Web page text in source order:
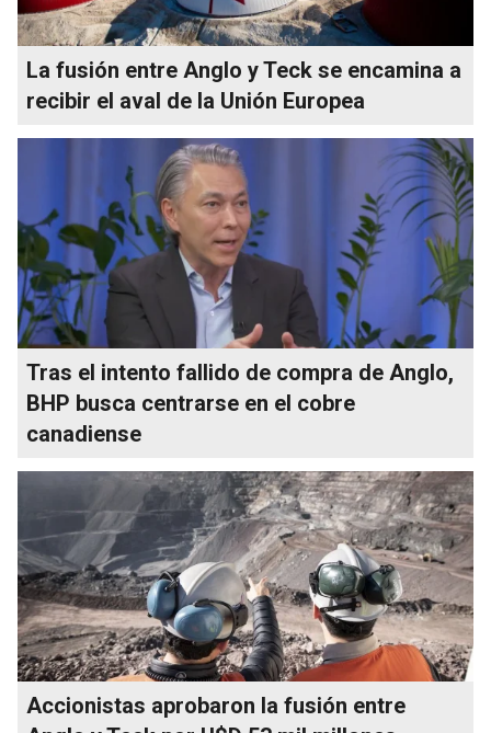
La fusión entre Anglo y Teck se encamina a
recibir el aval de la Unión Europea
Tras el intento fallido de compra de Anglo,
BHP busca centrarse en el cobre
canadiense
Accionistas aprobaron la fusión entre